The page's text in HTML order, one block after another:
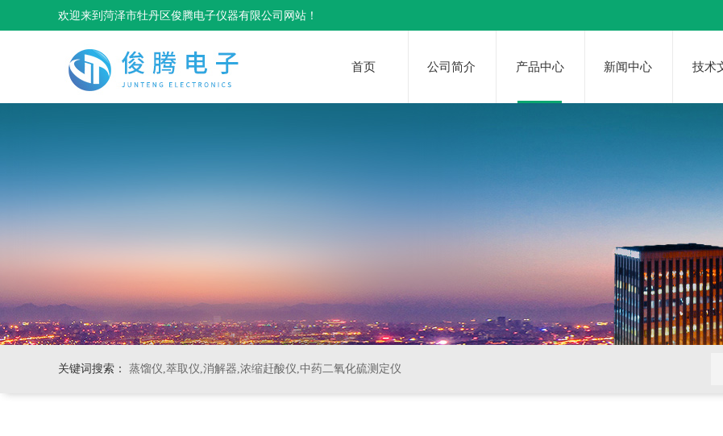
欢迎来到菏泽市牡丹区俊腾电子仪器有限公司网站！
首页 公司简介 产品中心 新闻中心 技术
关键词搜索： 蒸馏仪,萃取仪,消解器,浓缩赶酸仪,中药二氧化硫测定仪